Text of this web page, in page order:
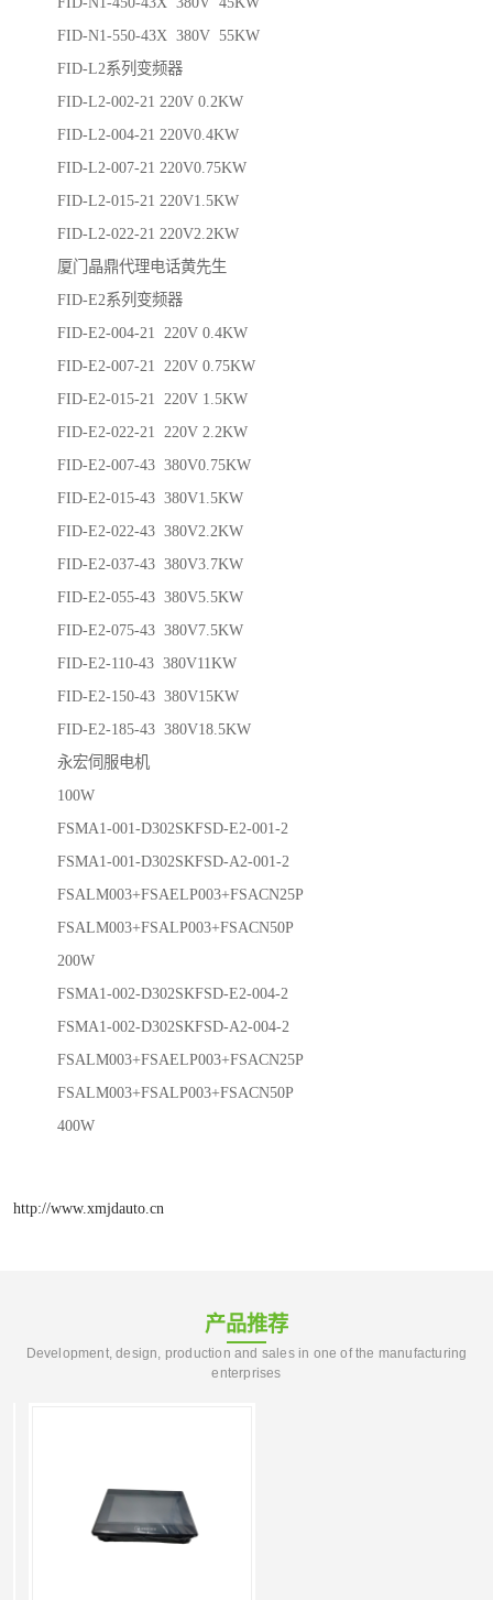
FID-N1-550-43X 380V 55KW
FID-L2系列变频器
FID-L2-002-21 220V 0.2KW
FID-L2-004-21 220V0.4KW
FID-L2-007-21 220V0.75KW
FID-L2-015-21 220V1.5KW
FID-L2-022-21 220V2.2KW
厦门晶鼎代理电话黄先生
FID-E2系列变频器
FID-E2-004-21 220V 0.4KW
FID-E2-007-21 220V 0.75KW
FID-E2-015-21 220V 1.5KW
FID-E2-022-21 220V 2.2KW
FID-E2-007-43 380V0.75KW
FID-E2-015-43 380V1.5KW
FID-E2-022-43 380V2.2KW
FID-E2-037-43 380V3.7KW
FID-E2-055-43 380V5.5KW
FID-E2-075-43 380V7.5KW
FID-E2-110-43 380V11KW
FID-E2-150-43 380V15KW
FID-E2-185-43 380V18.5KW
永宏伺服电机
100W
FSMA1-001-D302SKFSD-E2-001-2
FSMA1-001-D302SKFSD-A2-001-2
FSALM003+FSAELP003+FSACN25P
FSALM003+FSALP003+FSACN50P
200W
FSMA1-002-D302SKFSD-E2-004-2
FSMA1-002-D302SKFSD-A2-004-2
FSALM003+FSAELP003+FSACN25P
FSALM003+FSALP003+FSACN50P
400W
http://www.xmjdauto.cn
产品推荐
Development, design, production and sales in one of the manufacturing
enterprises